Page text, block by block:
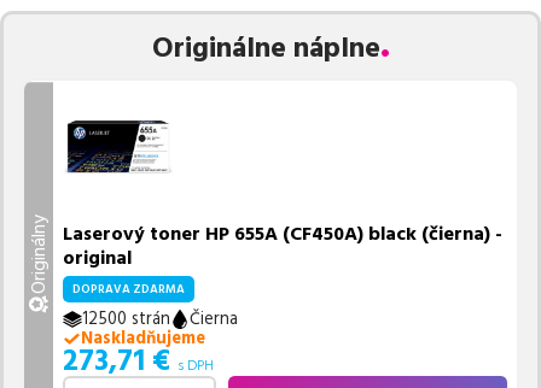
už od273,71€.
Vieme, že pri nákupe zohráva dôležitú úlohu aj dostupnosť. Preto
sa snažíme
ponuke 4 ks tonerov.
najvhodnejšie, alebo máte akékoľvek ďalšie otázky, môžete sa na
nás kedykoľvek obrátiť e-mailom alebo telefonicky. Sme tu, aby
sme vám pomohli vybrať to najlepšie riešenie.
Originálne náplne
Originálny Laserový toner HP 655A (CF450A) black (čierna) -
original
DOPRAVA ZDARMA
12500 strán
Čierna
Naskladňujeme
273,71 € s DPH